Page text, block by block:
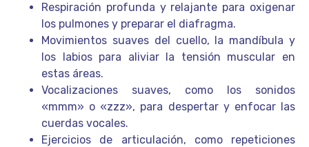
Respiración profunda y relajante para oxigenar
los pulmones y preparar el diafragma.
Movimientos suaves del cuello, la mandíbula y
los labios para aliviar la tensión muscular en
estas áreas.
Vocalizaciones suaves, como los sonidos
«mmm» o «zzz», para despertar y enfocar las
cuerdas vocales.
Ejercicios de articulación, como repeticiones